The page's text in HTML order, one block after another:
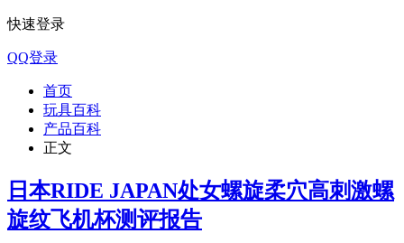
快速登录
QQ登录
首页
玩具百科
产品百科
正文
日本RIDE JAPAN处女螺旋柔穴高刺激螺
旋纹飞机杯测评报告